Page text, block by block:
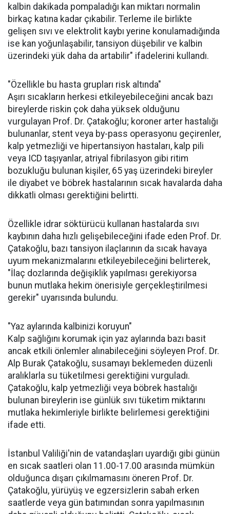
kalbin dakikada pompaladığı kan miktarı normalin
birkaç katına kadar çıkabilir. Terleme ile birlikte
gelişen sıvı ve elektrolit kaybı yerine konulamadığında
ise kan yoğunlaşabilir, tansiyon düşebilir ve kalbin
üzerindeki yük daha da artabilir" ifadelerini kullandı.
"Özellikle bu hasta grupları risk altında"
Aşırı sıcakların herkesi etkileyebileceğini ancak bazı
bireylerde riskin çok daha yüksek olduğunu
vurgulayan Prof. Dr. Çatakoğlu; koroner arter hastalığı
bulunanlar, stent veya by-pass operasyonu geçirenler,
kalp yetmezliği ve hipertansiyon hastaları, kalp pili
veya ICD taşıyanlar, atriyal fibrilasyon gibi ritim
bozukluğu bulunan kişiler, 65 yaş üzerindeki bireyler
ile diyabet ve böbrek hastalarının sıcak havalarda daha
dikkatli olması gerektiğini belirtti.
Özellikle idrar söktürücü kullanan hastalarda sıvı
kaybının daha hızlı gelişebileceğini ifade eden Prof. Dr.
Çatakoğlu, bazı tansiyon ilaçlarının da sıcak havaya
uyum mekanizmalarını etkileyebileceğini belirterek,
"İlaç dozlarında değişiklik yapılması gerekiyorsa
bunun mutlaka hekim önerisiyle gerçekleştirilmesi
gerekir" uyarısında bulundu.
"Yaz aylarında kalbinizi koruyun"
Kalp sağlığını korumak için yaz aylarında bazı basit
ancak etkili önlemler alınabileceğini söyleyen Prof. Dr.
Alp Burak Çatakoğlu, susamayı beklemeden düzenli
aralıklarla su tüketilmesi gerektiğini vurguladı.
Çatakoğlu, kalp yetmezliği veya böbrek hastalığı
bulunan bireylerin ise günlük sıvı tüketim miktarını
mutlaka hekimleriyle birlikte belirlemesi gerektiğini
ifade etti.
İstanbul Valiliği'nin de vatandaşları uyardığı gibi günün
en sıcak saatleri olan 11.00-17.00 arasında mümkün
olduğunca dışarı çıkılmamasını öneren Prof. Dr.
Çatakoğlu, yürüyüş ve egzersizlerin sabah erken
saatlerde veya gün batımından sonra yapılmasının